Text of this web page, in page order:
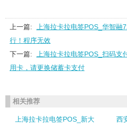
上一篇:
上海拉卡拉电签POS_华智
行！程序无效
下一篇:
上海拉卡拉电签POS_扫码
用卡，请更换储蓄卡支付
相关推荐
上海拉卡拉电签POS_新大
西